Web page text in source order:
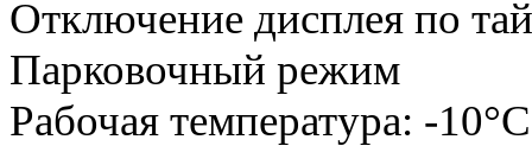
Отключение дисплея по
Парковочный режим
Рабочая температура: -